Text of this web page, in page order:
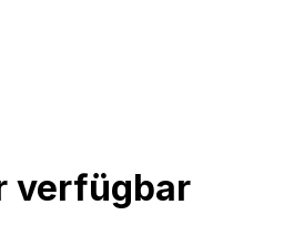
verfügbar